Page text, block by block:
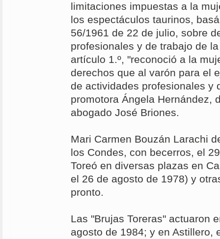
limitaciones impuestas a la
los espectáculos taurinos,
56/1961 de 22 de julio, sobre
profesionales y de trabajo de
artículo 1.º, "reconoció a la
derechos que al varón para el
de actividades profesionales y
promotora Ángela Hernández,
abogado José Briones.
Mari Carmen Bouzán Larachi
los Condes, con becerros, el
Toreó en diversas plazas en
el 26 de agosto de 1978) y
pronto.
Las "Brujas Toreras" actuaron
agosto de 1984; y en Astillero,